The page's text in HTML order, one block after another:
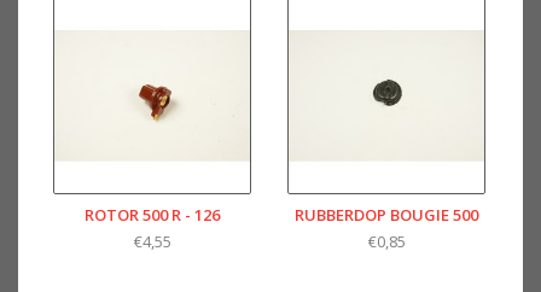
ROTOR 500 R - 126
€4,55
RUBBERDOP BOUGIE 500
€0,85